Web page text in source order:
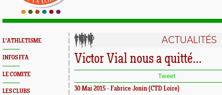
L'ATHLETISME
INFOS FFA
LE COMITE
LES CLUBS
ACTUALITÉS
Victor Vial nous a quitté...
Tweet
30 Mai 2015 - Fabrice Jonin (CTD Loire)